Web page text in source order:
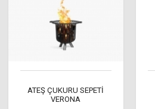
ATEŞ ÇUKURU SEPETİ
VERONA